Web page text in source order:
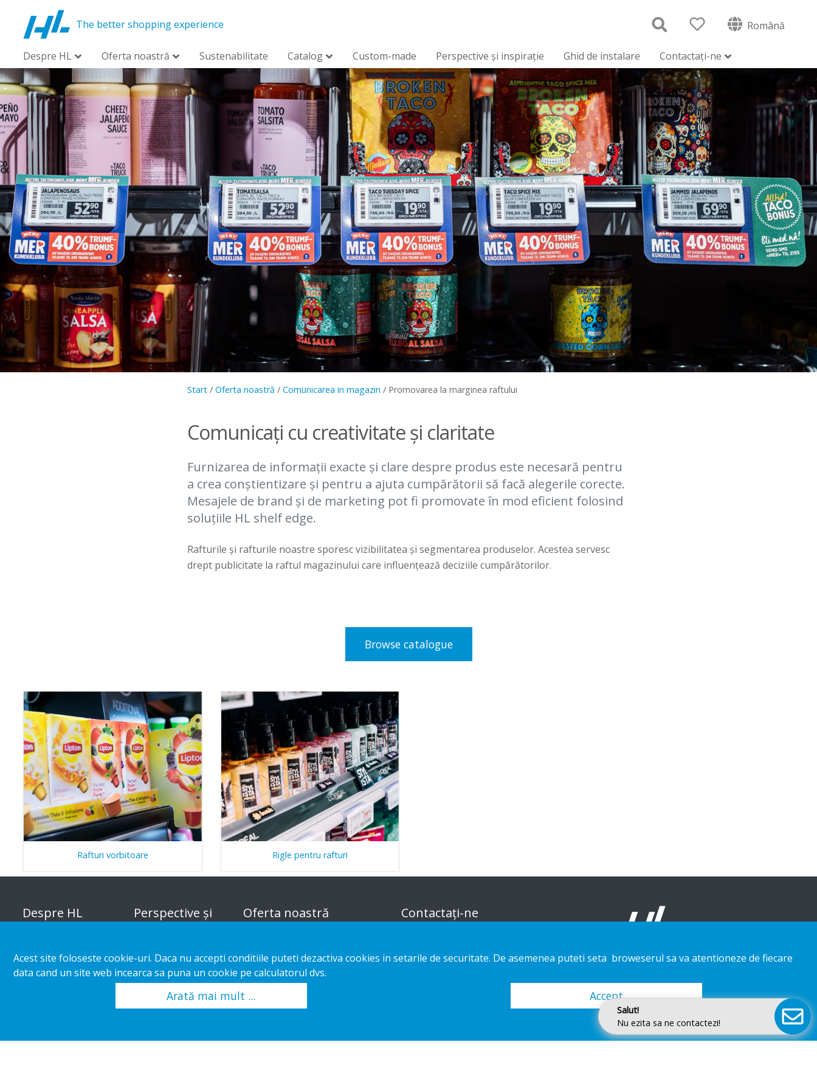
The better shopping experience Română
Despre HL Oferta noastră Sustenabilitate Catalog Custom-made Perspective și inspirație Ghid de instalare Contactați-ne
Start/ Oferta noastră / Comunicarea in magazin / Promovarea la marginea raftului
Comunicați cu creativitate și claritate
Furnizarea de informații exacte și clare despre produs este necesară pentru
a crea conștientizare și pentru a ajuta cumpărătorii să facă alegerile corecte.
Mesajele de brand și de marketing pot fi promovate în mod eficient folosind
soluțiile HL shelf edge.
Rafturile și rafturile noastre sporesc vizibilitatea și segmentarea produselor. Acestea servesc
drept publicitate la raftul magazinului care influențează deciziile cumpărătorilor.
Browse catalogue
Rafturi vorbitoare Rigle pentru rafturi
Salut!
Nu ezita sa ne contactezi!
Despre HL
Responsabilitatea
corporativă
Perspective și
inspirație
Categoria magazinului
Cazuri particulare
Tendinţe în comerţ
Oferta noastră
mărfurilor
Custom-made
Ghid de instalare
Contactați-ne
confidențialitatea
Acest site foloseste cookie-uri. Daca nu accepti conditiile puteti dezactiva cookies in setarile de securitate. De asemenea puteti seta broweserul sa va atentioneze de fiecare
data cand un site web incearca sa puna un cookie pe calculatorul dvs.
Arată mai mult ... Accept